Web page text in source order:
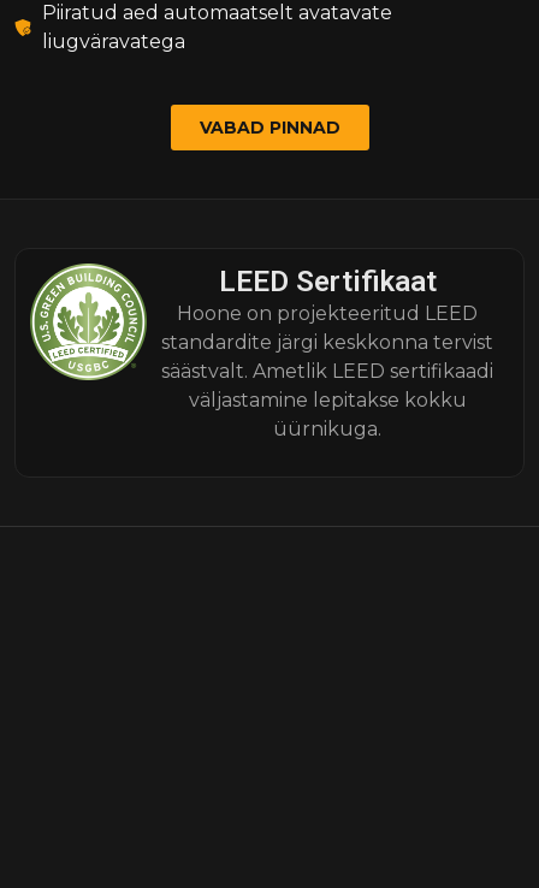
Piiratud aed automaatselt avatavate
liugväravatega
VABAD PINNAD
LEED Sertifikaat
Hoone on projekteeritud LEED
standardite järgi keskkonna tervist
säästvalt. Ametlik LEED sertifikaadi
väljastamine lepitakse kokku
üürnikuga.